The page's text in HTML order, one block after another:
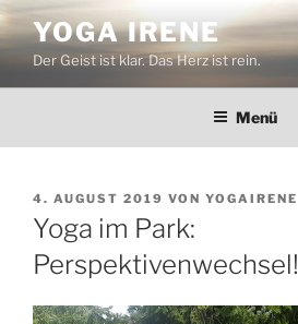
Zum
Inhalt
springen
YOGA IRENE
Der Geist ist klar. Das Herz ist rein.
Menü
VERÖFFENTLICHT
AM
4. AUGUST 2019 VON YOGAIRENE
Yoga im Park:
Perspektivenwechsel!